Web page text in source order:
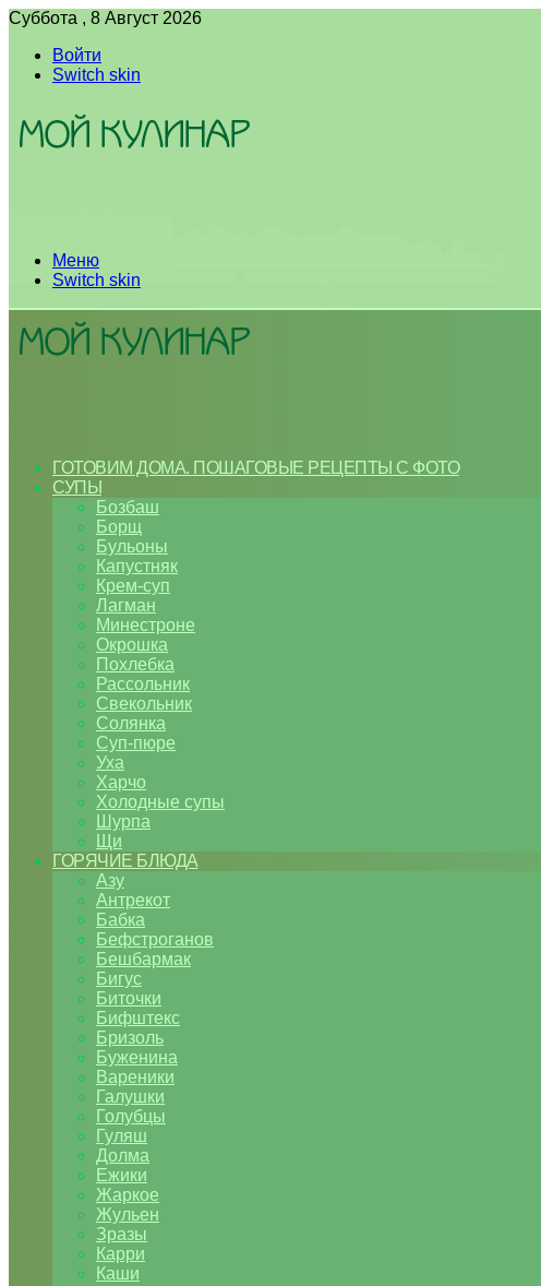
Суббота , 8 Август 2026
Войти
Switch skin
Меню
Switch skin
ГОТОВИМ ДОМА. ПОШАГОВЫЕ РЕЦЕПТЫ С ФОТО
СУПЫ
Бозбаш
Борщ
Бульоны
Капустняк
Крем-суп
Лагман
Минестроне
Окрошка
Похлебка
Рассольник
Свекольник
Солянка
Суп-пюре
Уха
Харчо
Холодные супы
Шурпа
Щи
ГОРЯЧИЕ БЛЮДА
Азу
Антрекот
Бабка
Бефстроганов
Бешбармак
Бигус
Биточки
Бифштекс
Бризоль
Буженина
Вареники
Галушки
Голубцы
Гуляш
Долма
Ежики
Жаркое
Жульен
Зразы
Карри
Каши